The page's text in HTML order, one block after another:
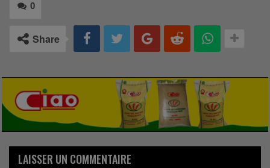
0
Share
LAISSER UN COMMENTAIRE